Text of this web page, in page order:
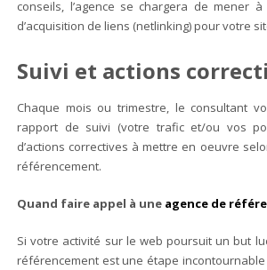
conseils, l’agence se chargera de mener
d’acquisition de liens (netlinking) pour votre
Suivi et actions
Chaque mois ou trimestre, le consultant
rapport de suivi (votre trafic et/ou vos
d’actions correctives à mettre en oeuvre
référencement.
Quand faire appel à une agence de
Si votre activité sur le web poursuit un but
référencement est une étape